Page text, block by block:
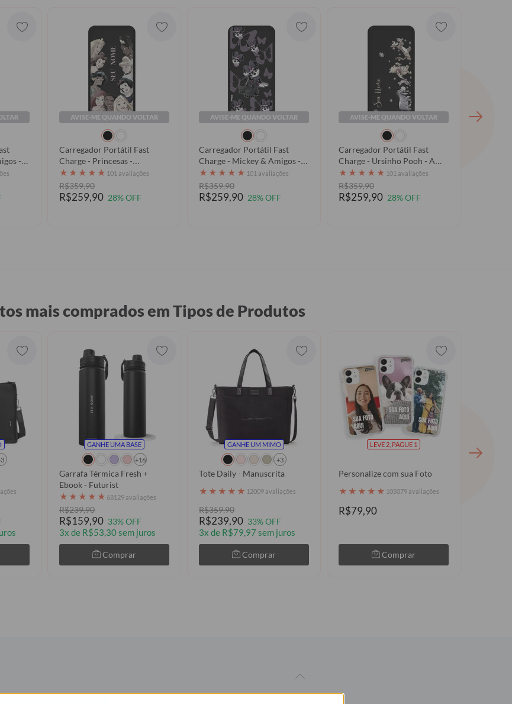
AVISE-ME QUANDO VOLTAR
Carregador Portátil Fast
Charge - Princesas -
Princesses Squad
★ ★ ★ ★ ★ 101 avaliações
R$359,90
R$259,90 28% OFF
AVISE-ME QUANDO VOLTAR
Carregador Portátil Fast
Charge - Mickey & Amigos -
Minnie Descolada
★ ★ ★ ★ ★ 101 avaliações
R$359,90
R$259,90 28% OFF
AVISE-ME QUANDO VOLTAR
Carregador Portátil Fast
Charge - Ursinho Pooh - A
Colheita da Turma do Pooh
★ ★ ★ ★ ★ 101 avaliações
R$359,90
R$259,90 28% OFF
mais comprados em Tipos de Produtos
GANHE UMA BASE
+16
Garrafa Térmica Fresh +
Ebook - Futurist
★ ★ ★ ★ ★ 68129 avaliações
R$239,90
R$159,90 33% OFF
3x de R$53,30 sem juros
Comprar
GANHE UM MIMO
+3
Tote Daily - Manuscrita
★ ★ ★ ★ ★ 12009 avaliações
R$359,90
R$239,90 33% OFF
3x de R$79,97 sem juros
Comprar
LEVE 2, PAGUE 1
Personalize com sua Foto
★ ★ ★ ★ ★ 105079 avaliações
R$79,90
Comprar